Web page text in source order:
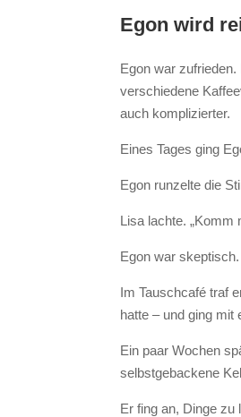
Egon wird
Egon war
verschiedene
auch komplizierter.
Eines Tages ging
Egon runzelte die
Lisa lachte. „Komm
Egon war
Im Tauschcafé traf
hatte – und ging
Ein paar Wochen
selbstgebackene
Er fing an, Dinge